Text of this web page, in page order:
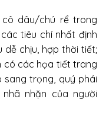
dâu/chú rể trong
tiêu chí nhất định
dễ chịu, hợp thời tiết;
có các họa tiết trang
trọng, quý phái
nhặn của người